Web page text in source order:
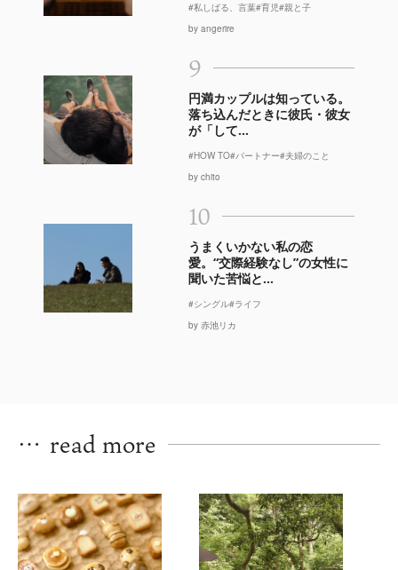
#私しばる、言葉#育児#親と子
by angerire
9
円満カップルは知っている。
落ち込んだときに彼氏・彼女
が「して...
#HOW TO#パートナー#夫婦のこと
by chito
10
うまくいかない私の恋
愛。“交際経験なし”の女性に
聞いた苦悩と...
#シングル#ライフ
by 赤池リカ
… read more